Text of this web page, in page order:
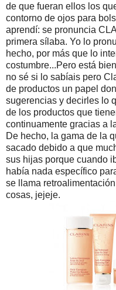
de que fueran ellos los
contorno de ojos para
aprendí: se pronuncia
primera sílaba. Yo lo
hecho, por más que lo
costumbre...Pero está
no sé si lo sabíais pero
de productos un papel
sugerencias y decirles lo
de los productos que
continuamente gracias a
De hecho, la gama de la
sacado debido a que
sus hijas porque cuando
había nada específico
se llama
cosas, jejeje.